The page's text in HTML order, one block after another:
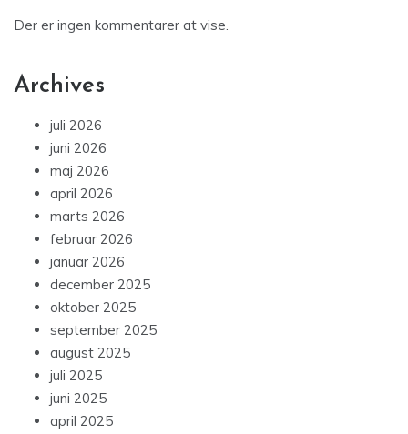
Der er ingen kommentarer at vise.
Archives
juli 2026
juni 2026
maj 2026
april 2026
marts 2026
februar 2026
januar 2026
december 2025
oktober 2025
september 2025
august 2025
juli 2025
juni 2025
april 2025